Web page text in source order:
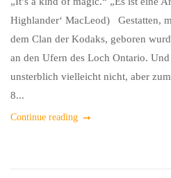
Highlander‘ MacLeod) Gestatten,
dem Clan der Kodaks, geboren
an den Ufern des Loch Ontario.
unsterblich vielleicht nicht, aber
8...
Continue reading